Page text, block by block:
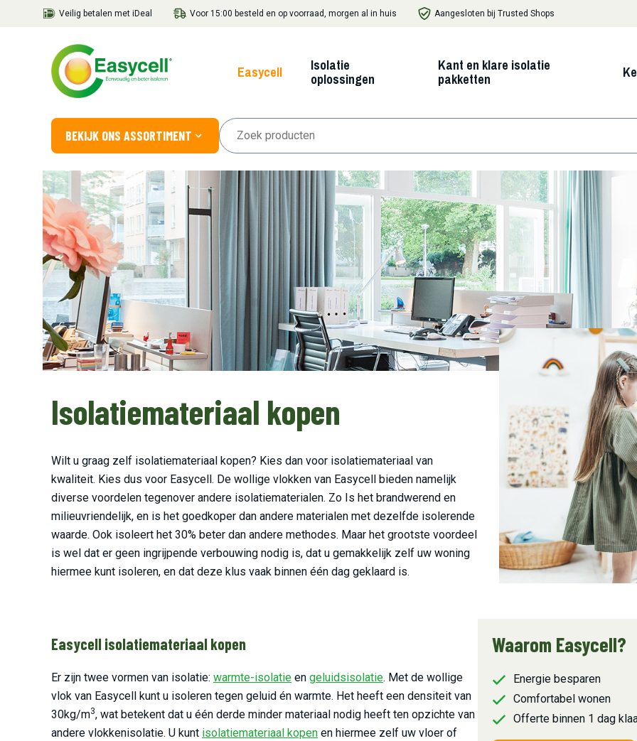
Veilig betalen met iDeal Voor 15:00 besteld en op voorraad, morgen al in huis Aangesloten bij Trusted Shops
Easycell
Isolatie
oplossingen
Kant en klare isolatie
pakketten
BEKIJK ONS ASSORTIMENT
Isolatiemateriaal kopen
Wilt u graag zelf isolatiemateriaal kopen? Kies dan voor isolatiemateriaal van
kwaliteit. Kies dus voor Easycell. De wollige vlokken van Easycell bieden namelijk
diverse voordelen tegenover andere isolatiematerialen. Zo Is het brandwerend en
milieuvriendelijk, en is het goedkoper dan andere materialen met dezelfde isolerende
waarde. Ook isoleert het 30% beter dan andere methodes. Maar het grootste voordeel
is wel dat er geen ingrijpende verbouwing nodig is, dat u gemakkelijk zelf uw woning
hiermee kunt isoleren, en dat deze klus vaak binnen één dag geklaard is.
Easycell isolatiemateriaal kopen
Er zijn twee vormen van isolatie: warmte-isolatie en geluidsisolatie. Met de wollige
vlok van Easycell kunt u isoleren tegen geluid én warmte. Het heeft een densiteit van
30kg/m3, wat betekent dat u één derde minder materiaal nodig heeft ten opzichte van
andere vlokkenisolatie. U kunt isolatiemateriaal kopen en hiermee zelf uw vloer of
Waarom Easycell?
Energie besparen
Comfortabel wonen
Offerte binnen 1 dag